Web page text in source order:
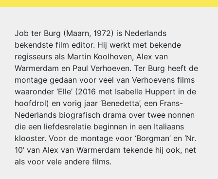
Job ter Burg (Maarn, 1972) is Nederlands
bekendste film editor. Hij werkt met bekende
regisseurs als Martin Koolhoven, Alex van
Warmerdam en Paul Verhoeven. Ter Burg heeft de
montage gedaan voor veel van Verhoevens films
waaronder ‘Elle’ (2016 met Isabelle Huppert in de
hoofdrol) en vorig jaar ‘Benedetta’, een Frans-
Nederlands biografisch drama over twee nonnen
die een liefdesrelatie beginnen in een Italiaans
klooster. Voor de montage voor ‘Borgman’ en ‘Nr.
10’ van Alex van Warmerdam tekende hij ook, net
als voor vele andere films.